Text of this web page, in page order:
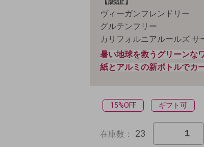
ヴィーガンフレンドリー
グルテンフリー
カリフォルニアルールズ
暑い地球を救うグリーンな
紙とアルミの新ボトルでカ
15%OFF ギフト可
在庫数： 23